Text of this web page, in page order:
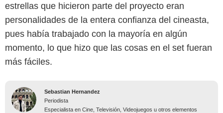
estrellas que hicieron parte del proyecto eran
personalidades de la entera confianza del cineasta,
pues había trabajado con la mayoría en algún
momento, lo que hizo que las cosas en el set fueran
más fáciles.
Sebastian Hernandez
Periodista
Especialista en Cine, Televisión, Videojuegos u otros elementos